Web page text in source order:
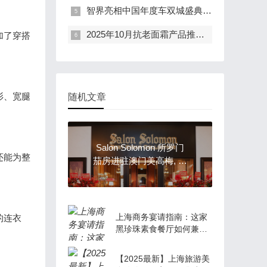
穿搭
宽腿
能为整
连衣
智界亮相中国年度车双城盛典 品牌2.0实力获专业媒体集中检验
2025年10月抗老面霜产品推荐：温和有效敏感肌友好的抗衰单品
随机文章
Salon Solomon 所罗门
茄房进驻澳门美高梅, 打
造雪茄与艺术生活方式
新地标
上海商务宴请指南：这家
黑珍珠素食餐厅如何兼得
【2025最新】上海旅游美